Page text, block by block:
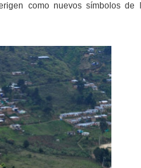
como nuevos símbolos